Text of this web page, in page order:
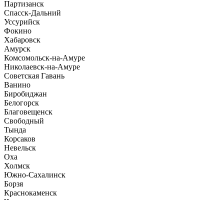
Партизанск
Спасск-Дальний
Уссурийск
Фокино
Хабаровск
Амурск
Комсомольск-на-Амуре
Николаевск-на-Амуре
Советская Гавань
Ванино
Биробиджан
Белогорск
Благовещенск
Свободный
Тында
Корсаков
Невельск
Оха
Холмск
Южно-Сахалинск
Борзя
Краснокаменск